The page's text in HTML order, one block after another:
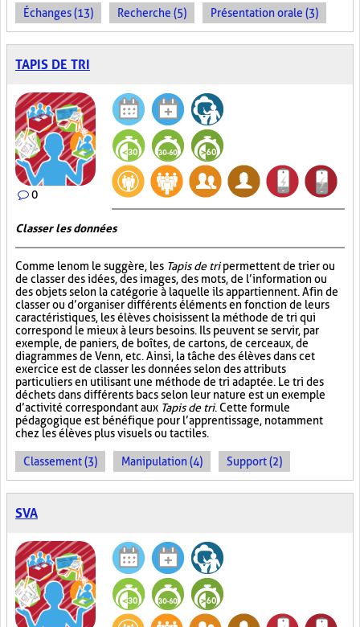
Échanges (13) Recherche (5) Présentation orale (3)
TAPIS DE TRI
0
Classer les données
Comme le nom le suggère, les Tapis de tripermettent de trier ou
de classer des idées, des images, des mots, de l’information ou
des objets selon la catégorie à laquelle ils appartiennent. Afin de
classer ou d’organiser différents éléments en fonction de leurs
caractéristiques, les élèves choisissent la méthode de tri qui
correspond le mieux à leurs besoins. Ils peuvent se servir, par
exemple, de paniers, de boîtes, de cartons, de cerceaux, de
diagrammes de Venn, etc. Ainsi, la tâche des élèves dans cet
exercice est de classer les données selon des attributs
particuliers en utilisant une méthode de tri adaptée. Le tri des
déchets dans différents bacs selon leur nature est un exemple
d’activité correspondant aux Tapis de tri. Cette formule
pédagogique est bénéfique pour l’apprentissage, notamment
chez les élèves plus visuels ou tactiles.
Classement (3) Manipulation (4) Support (2)
SVA